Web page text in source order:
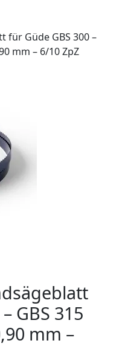
für Güde GBS 300 –
mm – 6/10 ZpZ
GBS 315
mm –